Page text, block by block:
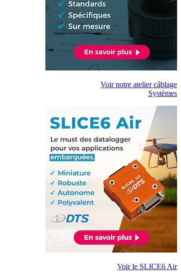
Voir notre atelier câblage
Systèmes
Voir le SLICE6 Air